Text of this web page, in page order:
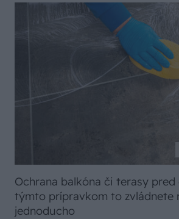
Ochrana balkóna či terasy pred
týmto prípravkom to zvládnete
jednoducho